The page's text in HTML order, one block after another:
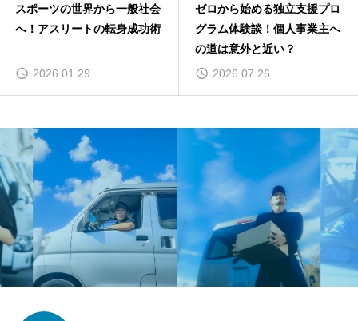
スポーツの世界から一般社会
へ！アスリートの転身成功術
2026.01.29
ゼロから始める独立支援プロ
グラム体験談！個人事業主へ
の道は意外と近い？
2026.07.26